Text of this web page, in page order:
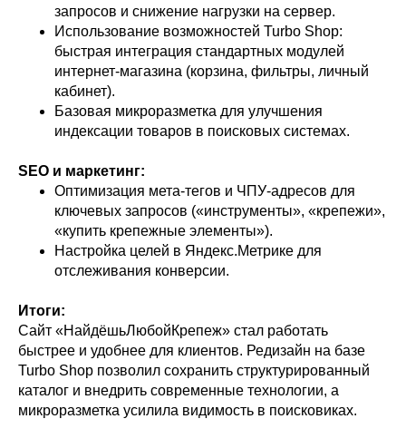
запросов и снижение нагрузки на сервер.
Использование возможностей Turbo Shop:
быстрая интеграция стандартных модулей
интернет-магазина (корзина, фильтры, личный
кабинет).
Базовая микроразметка для улучшения
индексации товаров в поисковых системах.
SEO и маркетинг:
Оптимизация мета-тегов и ЧПУ-адресов для
ключевых запросов («инструменты», «крепежи»,
«купить крепежные элементы»).
Настройка целей в Яндекс.Метрике для
отслеживания конверсии.
Итоги:
Сайт «НайдёшьЛюбойКрепеж» стал работать
быстрее и удобнее для клиентов. Редизайн на базе
Turbo Shop позволил сохранить структурированный
каталог и внедрить современные технологии, а
микроразметка усилила видимость в поисковиках.